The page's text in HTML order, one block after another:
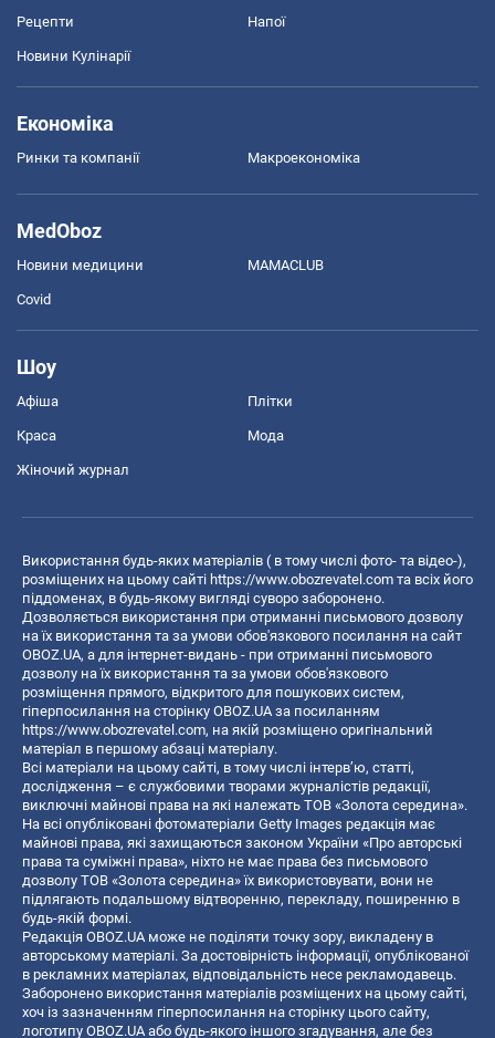
Рецепти Напої
Новини Кулінарії
Економіка
Ринки та компанії Макроекономіка
MedOboz
Новини медицини MAMACLUB
Covid
Шоу
Афіша Плітки
Краса Мода
Жіночий журнал
Використання будь-яких матеріалів ( в тому числі фото- та відео-),
розміщених на цьому сайті https://www.obozrevatel.com та всіх його
піддоменах, в будь-якому вигляді суворо заборонено.
Дозволяється використання при отриманні письмового дозволу
на їх використання та за умови обов'язкового посилання на сайт
OBOZ.UA, а для інтернет-видань - при отриманні письмового
дозволу на їх використання та за умови обов'язкового
розміщення прямого, відкритого для пошукових систем,
гіперпосилання на сторінку OBOZ.UA за посиланням
https://www.obozrevatel.com, на якій розміщено оригінальний
матеріал в першому абзаці матеріалу.
Всі матеріали на цьому сайті, в тому числі інтерв’ю, статті,
дослідження – є службовими творами журналістів редакції,
виключні майнові права на які належать ТОВ «Золота середина».
На всі опубліковані фотоматеріали Getty Images редакція має
майнові права, які захищаються законом України «Про авторські
права та суміжні права», ніхто не має права без письмового
дозволу ТОВ «Золота середина» їх використовувати, вони не
підлягають подальшому відтворенню, перекладу, поширенню в
будь-якій формі.
Редакція OBOZ.UA може не поділяти точку зору, викладену в
авторському матеріалі. За достовірність інформації, опублікованої
в рекламних матеріалах, відповідальність несе рекламодавець.
Заборонено використання матеріалів розміщених на цьому сайті,
хоч із зазначенням гіперпосилання на сторінку цього сайту,
логотипу OBOZ.UA або будь-якого іншого згадування, але без